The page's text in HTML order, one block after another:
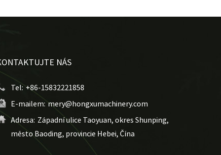
NÁS
Tel: +86-15832221858
E-mailem: mery@hongxumachinery.com
Adresa: Západní ulice Taoyuan, okres Shunping,
město Baoding, provincie Hebei, Čína